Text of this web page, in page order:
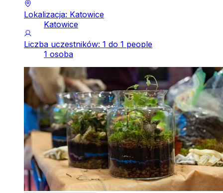
Lokalizacja: Katowice
Katowice
Liczba uczestników: 1 do 1 people
1 osoba